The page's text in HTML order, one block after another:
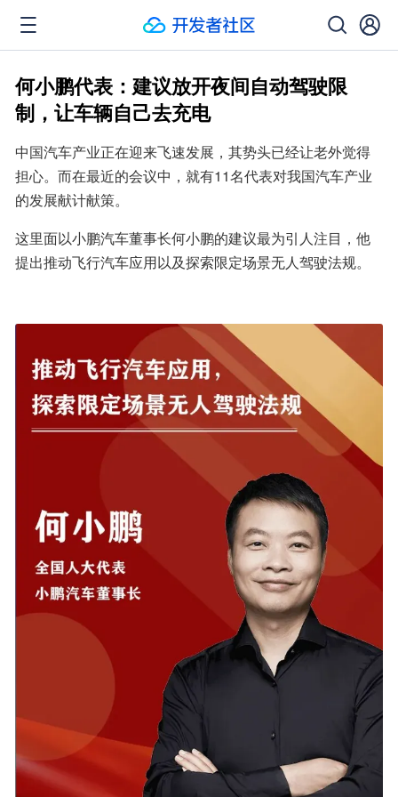
何小鹏代表：建议放开夜间自动驾驶限
制，让车辆自己去充电
中国汽车产业正在迎来飞速发展，其势头已经让老外觉得
担心。而在最近的会议中，就有11名代表对我国汽车产业
的发展献计献策。
这里面以小鹏汽车董事长何小鹏的建议最为引人注目，他
提出推动飞行汽车应用以及探索限定场景无人驾驶法规。